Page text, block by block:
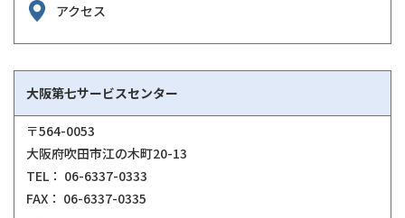
アクセス
大阪第七サービスセンター
〒564-0053
大阪府吹田市江の木町20-13
TEL： 06-6337-0333
FAX： 06-6337-0335